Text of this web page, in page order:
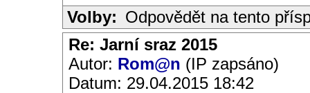
Volby: Odpovědět na tento
Re: Jarní sraz 2015
Autor: Rom@n (IP zapsáno)
Datum: 29.04.2015 18:42